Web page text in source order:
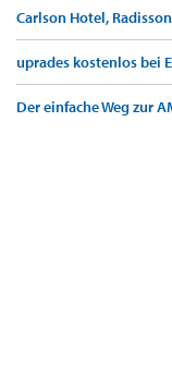
Carlson Hotel,
uprades kostenlos bei
Der einfache Weg zur